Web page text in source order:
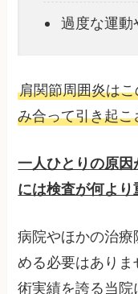
過度な運動
肩関節周囲炎は
み合って引き起
一人ひとりの原
には検査が何よ
病院やほかの治
める必要はあり
術実績を誇る当院